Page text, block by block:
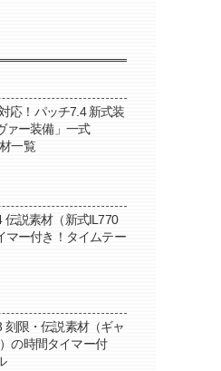
応！パッチ7.4 新式装
ァー装備」一式
一覧
伝説素材（新式IL770
マー付き！タイムテー
刻限・伝説素材（ギャ
の時間タイマー付